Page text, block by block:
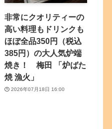
非常にクオリティーの
高い料理もドリンクも
ほぼ全品350円（税込
385円）の大人気炉端
焼き！ 梅田 「炉ばた
焼 漁火」
2026年07月18日 16:00